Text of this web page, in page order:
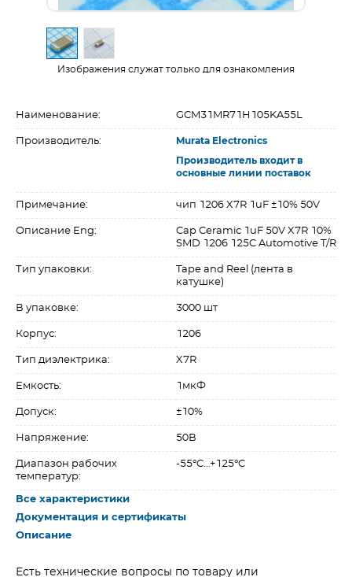
Изображения служат только для ознакомления
Наименование: GCM31MR71H105KA55L
Производитель: Murata Electronics
Производитель входит в
основные линии поставок
Примечание: чип 1206 X7R 1uF ±10% 50V
Описание Eng:
Cap Ceramic 1uF 50V X7R 10%
SMD 1206 125C Automotive T/R
Тип упаковки:
Tape and Reel (лента в
катушке)
В упаковке: 3000 шт
Корпус: 1206
Тип диэлектрика: X7R
Емкость: 1мкФ
Допуск: ±10%
Напряжение: 50В
Диапазон рабочих
температур:
-55°C…+125°C
Все характеристики
Документация и сертификаты
Описание
Есть технические вопросы по товару или